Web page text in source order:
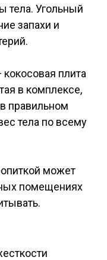
тела. Угольный
запахи и
плита
в комплексе,
правильном
тела по всему
может
помещениях